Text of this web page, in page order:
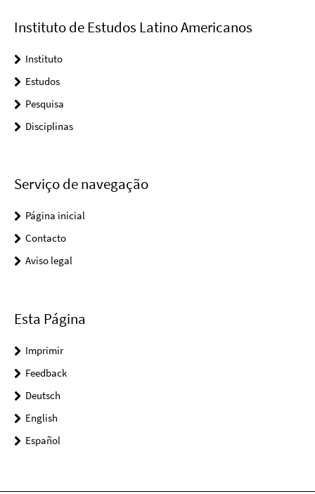
Instituto de Estudos Latino Americanos
Instituto
Estudos
Pesquisa
Disciplinas
Serviço de navegação
Página inicial
Contacto
Aviso legal
Esta Página
Imprimir
Feedback
Deutsch
English
Español